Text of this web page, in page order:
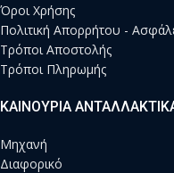
Όροι Χρήσης
Πολιτική Απορρήτου -
Τρόποι Αποστολής
Τρόποι Πληρωμής
ΚΑΙΝΟΥΡΙΑ
Μηχανή
Διαφορικό